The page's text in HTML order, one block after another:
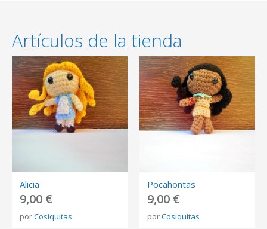
Artículos de la tienda
Alicia
9,00 €
porCosiquitas
Pocahontas
9,00 €
porCosiquitas